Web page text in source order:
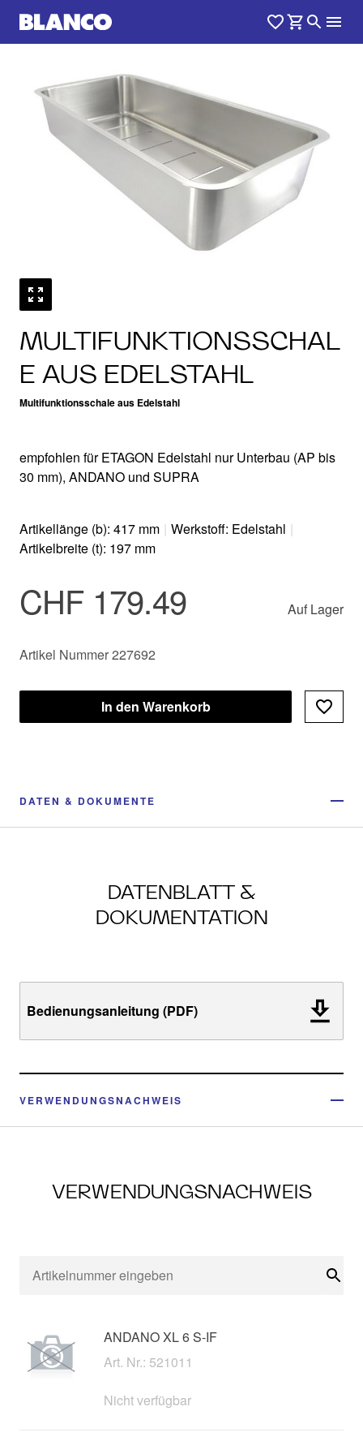
MULTIFUNKTIONSSCHAL
E AUS EDELSTAHL
Multifunktionsschale aus Edelstahl
empfohlen für ETAGON Edelstahl nur Unterbau (AP bis
30 mm), ANDANO und SUPRA
Artikellänge (b): 417 mm | Werkstoff: Edelstahl |
Artikelbreite (t): 197 mm
CHF 179.49 Auf Lager
Artikel Nummer 227692
In den Warenkorb
DATEN & DOKUMENTE
DATENBLATT &
DOKUMENTATION
Bedienungsanleitung (PDF)
VERWENDUNGSNACHWEIS
VERWENDUNGSNACHWEIS
ANDANO XL 6 S-IF
Art. Nr.: 521011
Nicht verfügbar